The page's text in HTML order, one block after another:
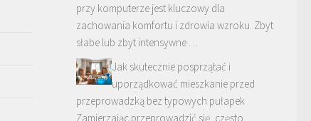
przy komputerze jest kluczowy dla
zachowania komfortu i zdrowia wzroku. Zbyt
słabe lub zbyt intensywne …
Jak skutecznie posprzątać i
uporządkować mieszkanie przed
przeprowadzką bez typowych pułapek
Zamierzając przeprowadzić się, często